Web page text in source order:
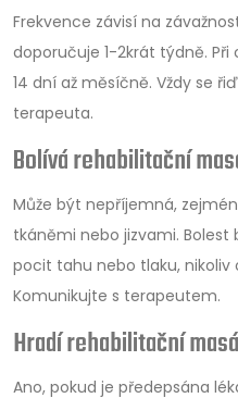
Frekvence závisí na
doporučuje 1-2krát týdně.
14 dní až měsíčně. Vždy se
terapeuta.
Bolívá rehabilitační
Může být nepříjemná,
tkáněmi nebo jizvami. Bolest
pocit tahu nebo tlaku, nikoliv
Komunikujte s terapeutem.
Hradí rehabilitační
Ano, pokud je předepsána